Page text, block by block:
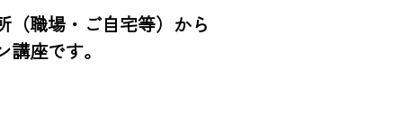
（職場・ご自宅等）から
座です。